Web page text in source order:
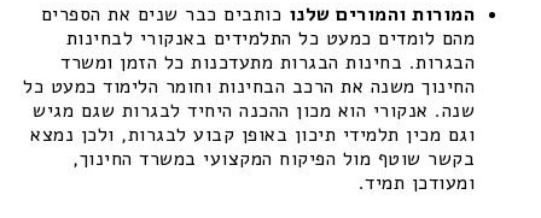
המורות והמורים שלנו כותבים כבר שנים את הספרים
מהם לומדים כמעט כל התלמידים באנקורי לבחינות
הבגרות. בחינות הבגרות מתעדכנות כל הזמן ומשרד
החינוך משנה את הרכב הבחינות וחומר הלימוד כמעט כל
שנה. אנקורי הוא מכון ההכנה היחיד לבגרות שגם מגיש
וגם מכין תלמידי תיכון באופן קבוע לבגרות, ולכן נמצא
בקשר שוטף מול הפיקוח המקצועי במשרד החינוך,
ומעודכן תמיד.